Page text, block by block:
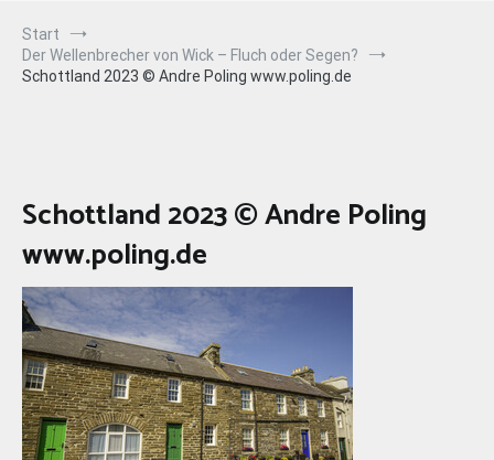
Start
Der Wellenbrecher von Wick – Fluch oder Segen?
Schottland 2023 © Andre Poling www.poling.de
Schottland 2023 © Andre Poling
www.poling.de